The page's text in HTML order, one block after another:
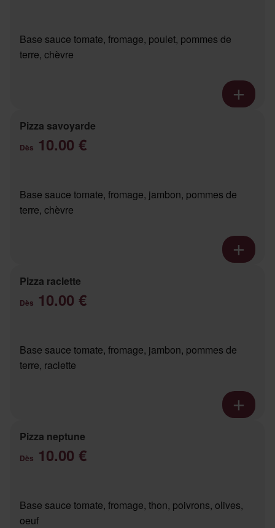
Base sauce tomate, fromage, poulet, pommes de
terre, chèvre
Pizza savoyarde
Dès 10.00 €
Base sauce tomate, fromage, jambon, pommes de
terre, chèvre
Pizza raclette
Dès 10.00 €
Base sauce tomate, fromage, jambon, pommes de
terre, raclette
Pizza neptune
Dès 10.00 €
Base sauce tomate, fromage, thon, poivrons, olives,
oeuf